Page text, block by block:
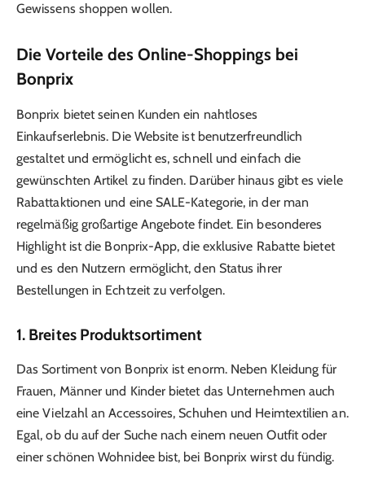
Gewissens shoppen wollen.
Die Vorteile des Online-Shoppings bei
Bonprix
Bonprix bietet seinen Kunden ein nahtloses
Einkaufserlebnis. Die Website ist benutzerfreundlich
gestaltet und ermöglicht es, schnell und einfach die
gewünschten Artikel zu finden. Darüber hinaus gibt es viele
Rabattaktionen und eine SALE-Kategorie, in der man
regelmäßig großartige Angebote findet. Ein besonderes
Highlight ist die Bonprix-App, die exklusive Rabatte bietet
und es den Nutzern ermöglicht, den Status ihrer
Bestellungen in Echtzeit zu verfolgen.
1. Breites Produktsortiment
Das Sortiment von Bonprix ist enorm. Neben Kleidung für
Frauen, Männer und Kinder bietet das Unternehmen auch
eine Vielzahl an Accessoires, Schuhen und Heimtextilien an.
Egal, ob du auf der Suche nach einem neuen Outfit oder
einer schönen Wohnidee bist, bei Bonprix wirst du fündig.